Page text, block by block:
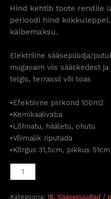
Hind kehtib toote rendile
perioodi hind
käibemaksu.
Elektriline sääsepüüdja/
mugavaim viis sääskedest
telgis, terrassil või toas
•Efektiivne piirkond 100m2
•Kemikaalivaba
•Lõhnatu, hääletu, ohutu
•Võimalik riputada
•Kõrgus 31,5cm, pikkus
Kategooria: 18. Sääsepüüdjad /